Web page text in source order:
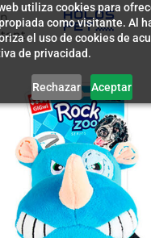
utiliza cookies para
como visitante. Al
el uso de cookies de
de privacidad.
Rechazar Aceptar